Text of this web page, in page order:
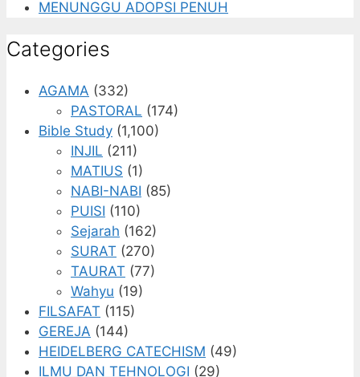
MENUNGGU ADOPSI PENUH
Categories
AGAMA (332)
PASTORAL (174)
Bible Study (1,100)
INJIL (211)
MATIUS (1)
NABI-NABI (85)
PUISI (110)
Sejarah (162)
SURAT (270)
TAURAT (77)
Wahyu (19)
FILSAFAT (115)
GEREJA (144)
HEIDELBERG CATECHISM (49)
ILMU DAN TEHNOLOGI (29)